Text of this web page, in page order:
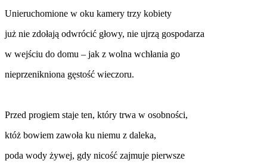
Unieruchomione w oku kamery trzy kobiety
już nie zdołają odwrócić głowy, nie ujrzą gospodarza
w wejściu do domu – jak z wolna wchłania go
nieprzenikniona gęstość wieczoru.
Przed progiem staje ten, który trwa w osobności,
któż bowiem zawoła ku niemu z daleka,
poda wody żywej, gdy nicość zajmuje pierwsze